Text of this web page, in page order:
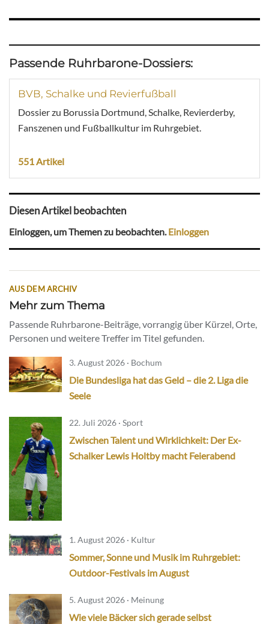
Passende Ruhrbarone-Dossiers:
BVB, Schalke und Revierfußball
Dossier zu Borussia Dortmund, Schalke, Revierderby,
Fanszenen und Fußballkultur im Ruhrgebiet.
551 Artikel
Diesen Artikel beobachten
Einloggen, um Themen zu beobachten.Einloggen
AUS DEM ARCHIV
Mehr zum Thema
Passende Ruhrbarone-Beiträge, vorrangig über Kürzel, Orte,
Personen und weitere Treffer im Titel gefunden.
3. August 2026 · Bochum
Die Bundesliga hat das Geld – die 2. Liga die
Seele
22. Juli 2026 · Sport
Zwischen Talent und Wirklichkeit: Der Ex-
Schalker Lewis Holtby macht Feierabend
1. August 2026 · Kultur
Sommer, Sonne und Musik im Ruhrgebiet:
Outdoor-Festivals im August
5. August 2026 · Meinung
Wie viele Bäcker sich gerade selbst